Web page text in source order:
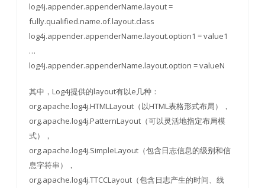
log4j.appender.appenderName.layout =
fully.qualified.name.of.layout.class
log4j.appender.appenderName.layout.option1 = value1
…
log4j.appender.appenderName.layout.option = valueN
其中，Log4j提供的layout有以e几种：
org.apache.log4j.HTMLLayout（以HTML表格形式布局），
org.apache.log4j.PatternLayout（可以灵活地指定布局模
式），
org.apache.log4j.SimpleLayout（包含日志信息的级别和信
息字符串），
org.apache.log4j.TTCCLayout（包含日志产生的时间、线